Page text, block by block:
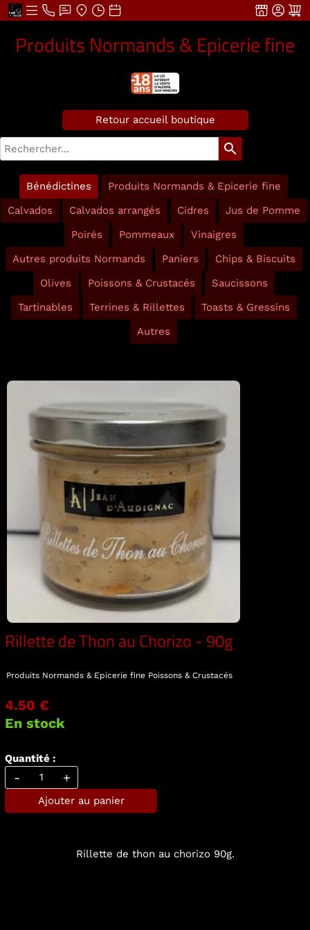
Produits Normands & Epicerie fine
Retour accueil boutique
search
Bénédictines
Produits Normands & Epicerie fine
Calvados
Calvados arrangés Cidres
Jus de Pomme
Poirés
Pommeaux
Vinaigres
Autres produits Normands
Paniers
Chips & Biscuits
Olives
Poissons & Crustacés
Saucissons
Tartinables
Terrines & Rillettes
Toasts & Gressins
Autres
Rillette de Thon au Chorizo - 90g
Produits Normands & Epicerie fine Poissons & Crustacés
4.50 €
En stock
Quantité :
- +
Ajouter au panier
Rillette de thon au chorizo 90g.